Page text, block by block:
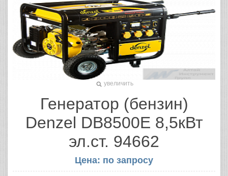
увеличить
Генератор (бензин)
Denzel DB8500E 8,5кВт
эл.ст. 94662
Цена: по запросу